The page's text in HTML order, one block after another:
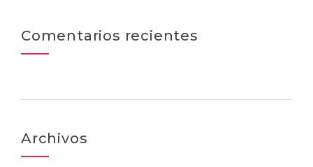
Comentarios recientes
Archivos